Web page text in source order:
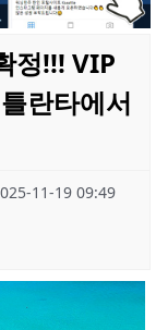
정!!! VIP
란타에서
11-19 09:49